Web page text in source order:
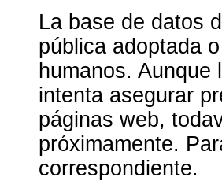
La base de datos
pública adoptada
humanos.
intenta asegurar
páginas web,
próximamente.
correspondiente.